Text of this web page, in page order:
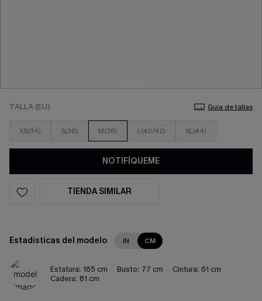
TALLA (EU) Guía de tallas
XS(34) S(36) M(38) L(40/42) XL(44)
NOTIFÍQUEME
TIENDA SIMILAR
Estadísticas del modelo IN CM
Estatura: 165 cm Busto: 77 cm Cintura: 61 cm
Cadera: 81 cm